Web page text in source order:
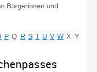
Bürgerinnen und
P Q R S T U V W X Y